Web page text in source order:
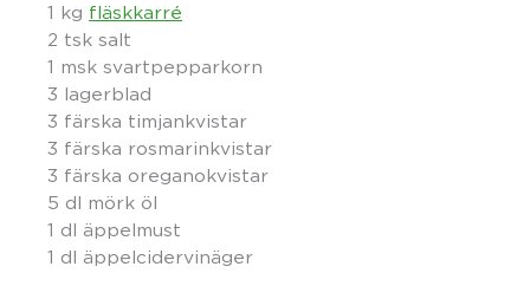
1 kg fläskkarré
2 tsk salt
1 msk svartpepparkorn
3 lagerblad
3 färska timjankvistar
3 färska rosmarinkvistar
3 färska oreganokvistar
5 dl mörk öl
1 dl äppelmust
1 dl äppelcidervinäger